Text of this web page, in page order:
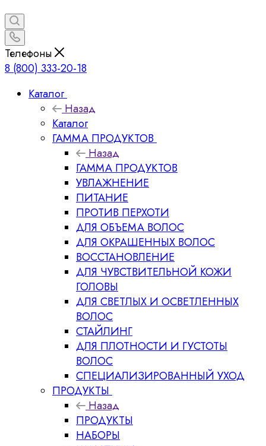
Телефоны
8 (800) 333-20-18
Каталог
Назад
Каталог
ГАММА ПРОДУКТОВ
Назад
ГАММА ПРОДУКТОВ
УВЛАЖНЕНИЕ
ПИТАНИЕ
ПРОТИВ ПЕРХОТИ
ДЛЯ ОБЪЕМА ВОЛОС
ДЛЯ ОКРАШЕННЫХ ВОЛОС
ВОССТАНОВЛЕНИЕ
ДЛЯ ЧУВСТВИТЕЛЬНОЙ КОЖИ
ГОЛОВЫ
ДЛЯ СВЕТЛЫХ И ОСВЕТЛЕННЫХ
ВОЛОС
СТАЙЛИНГ
ДЛЯ ПЛОТНОСТИ И ГУСТОТЫ
ВОЛОС
СПЕЦИАЛИЗИРОВАННЫЙ УХОД
ПРОДУКТЫ
Назад
ПРОДУКТЫ
НАБОРЫ